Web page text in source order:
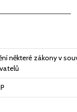
některé zákony v